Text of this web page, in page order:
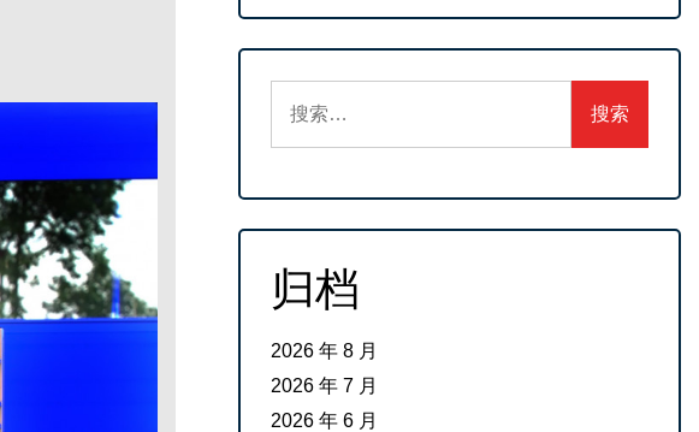
索：
归档
2026 年 8 月
2026 年 7 月
2026 年 6 月